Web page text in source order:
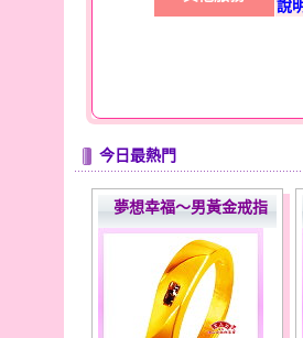
說
今日最熱門
夢想幸福～男黃金戒指